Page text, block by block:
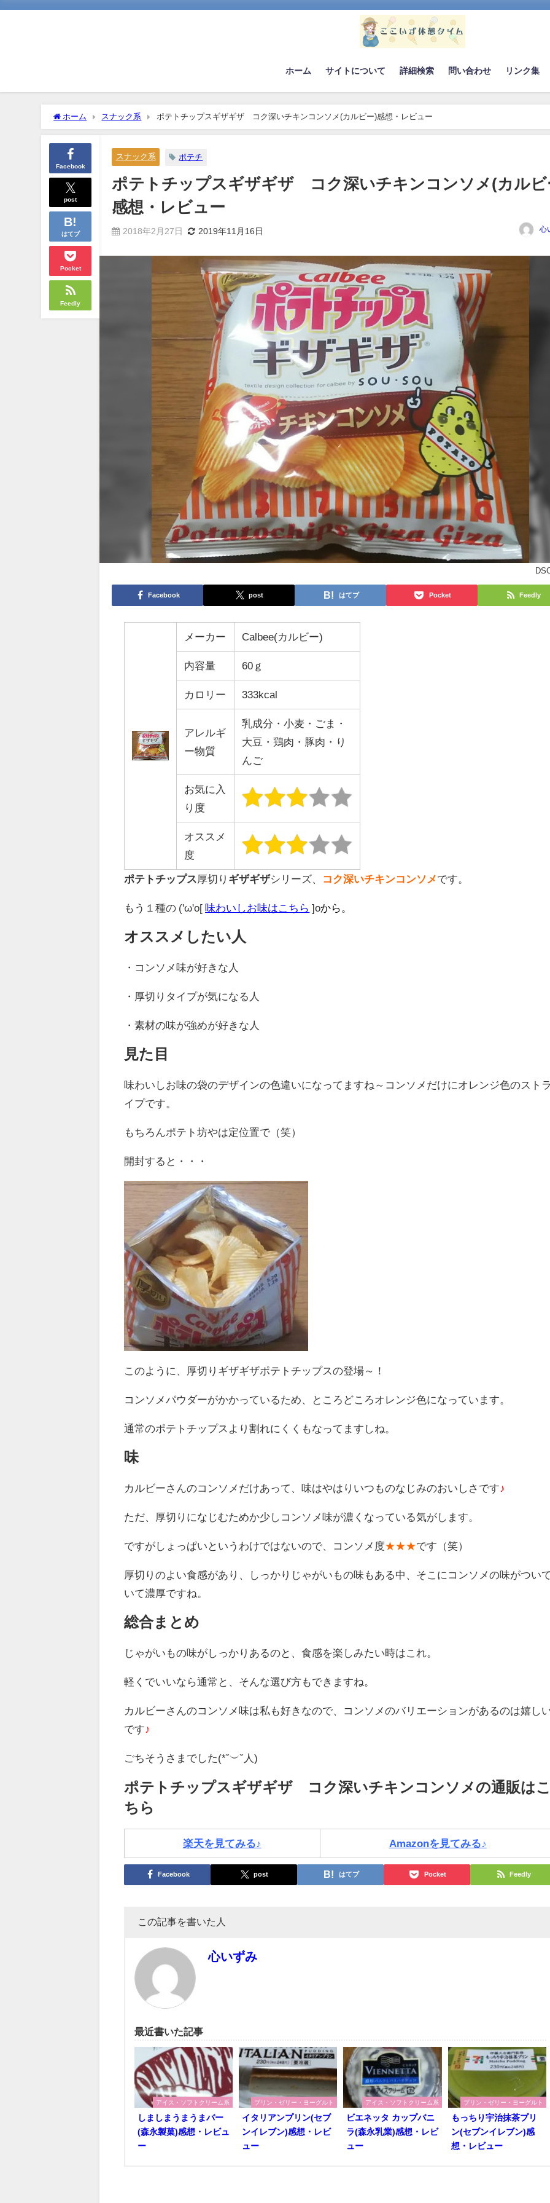
ホーム サイトについて 詳細検索 問い合わせ リンク集
ホーム スナック系 ポテトチップスギザギザ®コク深いチキンコンソメ(カルビー)感想・レビュー
Facebook
post
はてブ
Pocket
Feedly
スナック系 ポテチ
ポテトチップスギザギザ®コク深いチキンコンソメ(カルビ
感想・レビュー
2018年2月27日 2019年11月16日 心
Facebook post はてブ Pocket Feedly
メーカー Calbee(カルビー)
内容量 60ｇ
カロリー 333kcal
アレルギ
ー物質
乳成分・小麦・ごま・
大豆・鶏肉・豚肉・り
んご
お気に入
り度
オススメ
度
ポテトチップス 厚切り ギザギザシリーズ、 コク深いチキンコンソメです。
もう１種の ('ω'o[味わいしお味はこちら ]oから。
オススメしたい人
・コンソメ味が好きな人
・厚切りタイプが気になる人
・素材の味が強めが好きな人
見た目
味わいしお味の袋のデザインの色違いになってますね～コンソメだけにオレンジ色のスト
イプです。
もちろんポテト坊やは定位置で（笑）
開封すると・・・
このように、厚切りギザギザポテトチップスの登場～！
コンソメパウダーがかかっているため、ところどころオレンジ色になっています。
通常のポテトチップスより割れにくくもなってますしね。
味
カルビーさんのコンソメだけあって、味はやはりいつものなじみのおいしさです ♪
ただ、厚切りになじむためか少しコンソメ味が濃くなっている気がします。
ですがしょっぱいというわけではないので、コンソメ度★★★です（笑）
厚切りのよい食感があり、しっかりじゃがいもの味もある中、そこにコンソメの味がつい
いて濃厚ですね。
総合まとめ
じゃがいもの味がしっかりあるのと、食感を楽しみたい時はこれ。
軽くでいいなら通常と、そんな選び方もできますね。
カルビーさんのコンソメ味は私も好きなので、コンソメのバリエーションがあるのは嬉し
です ♪
ごちそうさまでした(*˘︶˘人)
ポテトチップスギザギザ®コク深いチキンコンソメの通販は
ちら
楽天を見てみる♪ Amazonを見てみる♪
Facebook post はてブ Pocket Feedly
この記事を書いた人
心いずみ
最近書いた記事
アイス・ソフトクリーム系
しましまうまうまバー
(森永製菓)感想・レビュ
ー
プリン・ゼリー・ヨーグルト
イタリアンプリン(セブ
ンイレブン)感想・レビ
ュー
アイス・ソフトクリーム系
ビエネッタ カップバニ
ラ(森永乳業)感想・レビ
ュー
プリン・ゼリー・ヨーグルト
もっちり宇治抹茶プリ
ン(セブンイレブン)感
想・レビュー